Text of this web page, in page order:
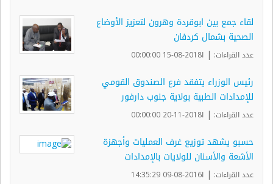
لقاء جمع بين ابوقردة وهرون لتعزيز الأوضاع
الصحية بشمال كردفان
عدد القراءات: | ا2018-08-15 00:00:00
رئيس الوزراء يتفقد فرع الصندوق القومي
للإمدادات الطبية بولاية جنوب دارفور
عدد القراءات: | ا2018-11-20 00:00:00
حسبو يشهد توزيع غرف العمليات وأجهزة
الأشعة والأسنان للولايات بالإمدادات
عدد القراءات: | ا2016-08-09 14:35:29